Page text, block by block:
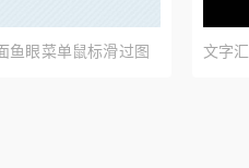
鱼眼菜单鼠标滑过图 文字